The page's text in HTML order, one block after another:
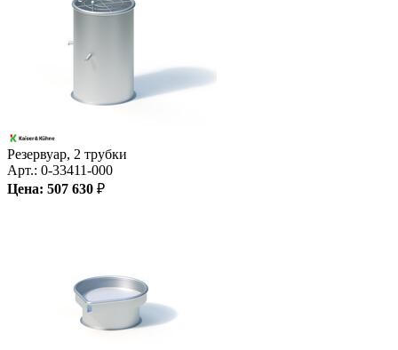
Резервуар, 2 трубки
Арт.: 0-33411-000
Цена: 507 630 ₽